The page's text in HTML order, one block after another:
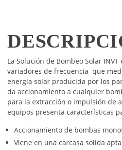
La Solución de Bombeo Solar
variadores de frecuencia que
energía solar producida por los
da accionamiento a cualquier
para la extracción o impulsión de
equipos presenta características
Accionamiento de bombas
Viene en una carcasa solida